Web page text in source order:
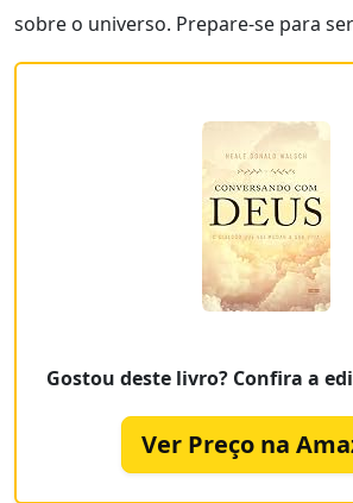
sobre o universo. Prepare-se para
Gostou deste livro? Confira a
Ver Preço na